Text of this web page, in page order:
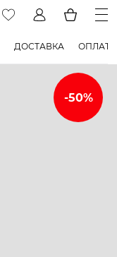
ДОСТАВКА ОПЛАТА